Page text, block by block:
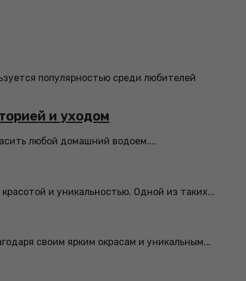
популярностью среди любителей
и уходом
любой домашний водоем....
и уникальностью. Одной из таких...
своим ярким окрасам и уникальным...